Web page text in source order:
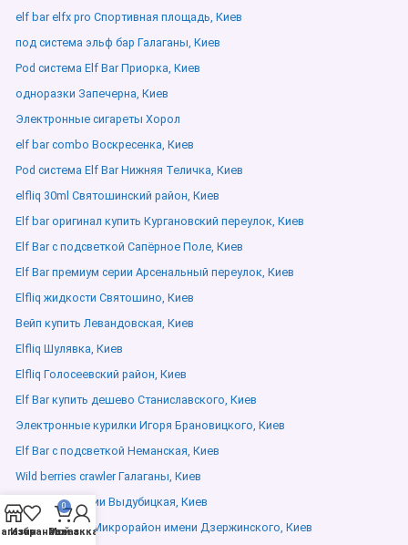
elf bar elfx pro Спортивная площадь, Киев
под система эльф бар Галаганы, Киев
Pod система Elf Bar Приорка, Киев
одноразки Запечерна, Киев
Электронные сигареты Хорол
elf bar combo Воскресенка, Киев
Pod система Elf Bar Нижняя Теличка, Киев
elfliq 30ml Святошинский район, Киев
Elf bar оригинал купить Кургановский переулок, Киев
Elf Bar с подсветкой Сапёрное Поле, Киев
Elf Bar премиум серии Арсенальный переулок, Киев
Elfliq жидкости Святошино, Киев
Вейп купить Левандовская, Киев
Elfliq Шулявка, Киев
Elfliq Голосеевский район, Киев
Elf Bar купить дешево Станиславского, Киев
Электронные курилки Игоря Брановицкого, Киев
Elf Bar с подсветкой Неманская, Киев
Wild berries crawler Галаганы, Киев
Elf Bar в наличии Выдубицкая, Киев
elf bar ukraine Микрорайон имени Дзержинского, Киев
Избранное
0
Заказ
Мой аккаунт